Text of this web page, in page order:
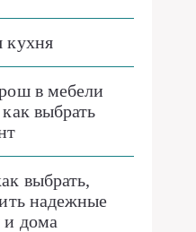
кухня
в мебели
выбрать
выбрать,
надежные
и дома